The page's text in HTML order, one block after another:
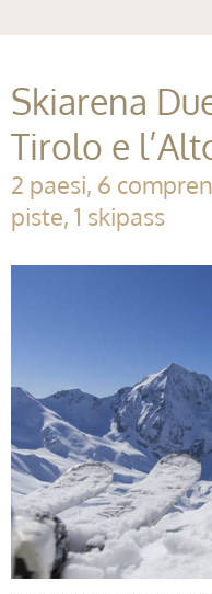
Skiarena
Tirolo e
2 paesi, 6
piste, 1 skipass